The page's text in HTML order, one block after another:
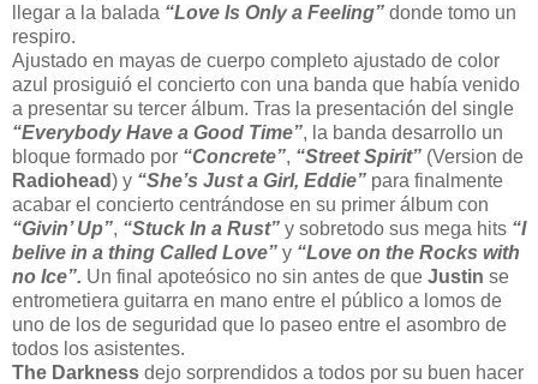
llegar a la balada “Love Is Only a Feeling” donde tomo un
respiro.
Ajustado en mayas de cuerpo completo ajustado de color
azul prosiguió el concierto con una banda que había venido
a presentar su tercer álbum. Tras la presentación del single
“Everybody Have a Good Time”, la banda desarrollo un
bloque formado por “Concrete”, “Street Spirit” (Version de
Radiohead) y “She’s Just a Girl, Eddie” para finalmente
acabar el concierto centrándose en su primer álbum con
“Givin’ Up”, “Stuck In a Rust” y sobretodo sus mega hits “I
belive in a thing Called Love” y “Love on the Rocks with
no Ice”. Un final apoteósico no sin antes de que Justin se
entrometiera guitarra en mano entre el público a lomos de
uno de los de seguridad que lo paseo entre el asombro de
todos los asistentes.
The Darkness dejo sorprendidos a todos por su buen hacer